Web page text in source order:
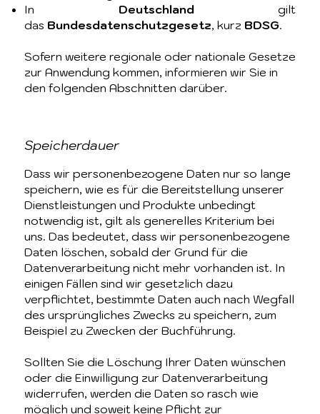
In Deutschlandgilt
das Bundesdatenschutzgesetz, kurz BDSG.
Sofern weitere regionale oder nationale Gesetze
zur Anwendung kommen, informieren wir Sie in
den folgenden Abschnitten darüber.
Speicherdauer
Dass wir personenbezogene Daten nur so lange
speichern, wie es für die Bereitstellung unserer
Dienstleistungen und Produkte unbedingt
notwendig ist, gilt als generelles Kriterium bei
uns. Das bedeutet, dass wir personenbezogene
Daten löschen, sobald der Grund für die
Datenverarbeitung nicht mehr vorhanden ist. In
einigen Fällen sind wir gesetzlich dazu
verpflichtet, bestimmte Daten auch nach Wegfall
des ursprüngliches Zwecks zu speichern, zum
Beispiel zu Zwecken der Buchführung.
Sollten Sie die Löschung Ihrer Daten wünschen
oder die Einwilligung zur Datenverarbeitung
widerrufen, werden die Daten so rasch wie
möglich und soweit keine Pflicht zur